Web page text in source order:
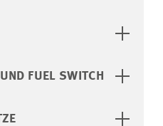
FUEL SWITCH